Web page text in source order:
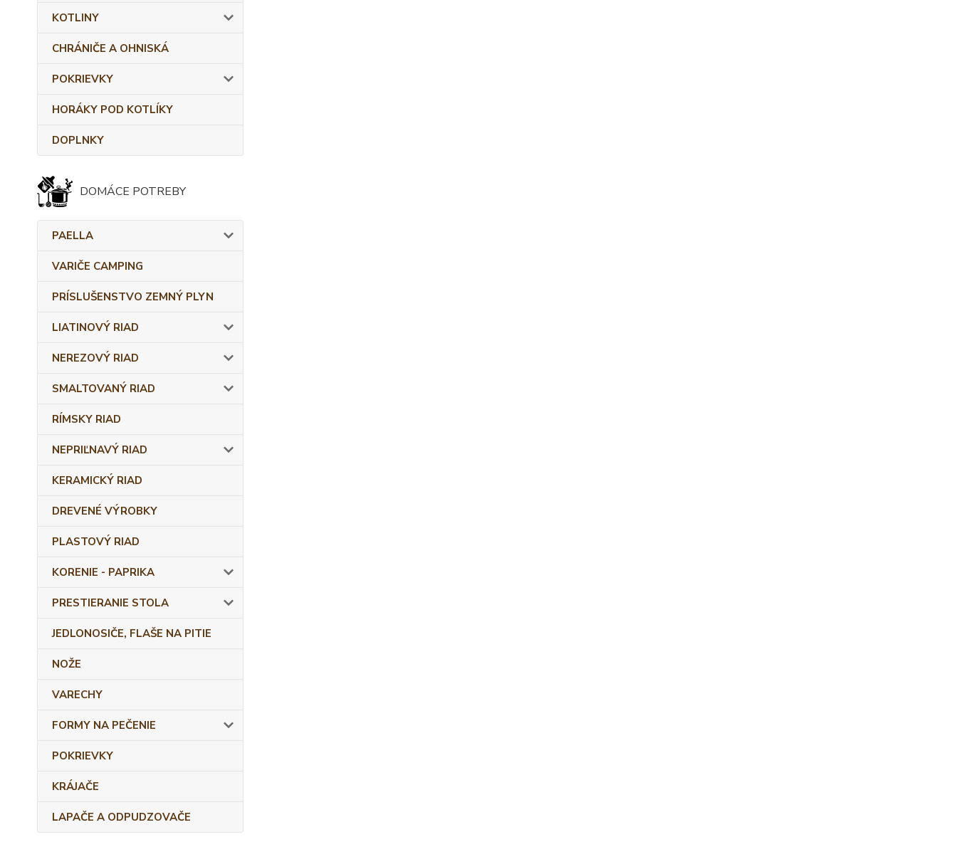
KOTLINY
CHRÁNIČE A OHNISKÁ
POKRIEVKY
HORÁKY POD KOTLÍKY
DOPLNKY
DOMÁCE POTREBY
PAELLA
VARIČE CAMPING
PRÍSLUŠENSTVO ZEMNÝ PLYN
LIATINOVÝ RIAD
NEREZOVÝ RIAD
SMALTOVANÝ RIAD
RÍMSKY RIAD
NEPRIĽNAVÝ RIAD
KERAMICKÝ RIAD
DREVENÉ VÝROBKY
PLASTOVÝ RIAD
KORENIE - PAPRIKA
PRESTIERANIE STOLA
JEDLONOSIČE, FLAŠE NA PITIE
NOŽE
VARECHY
FORMY NA PEČENIE
POKRIEVKY
KRÁJAČE
LAPAČE A ODPUDZOVAČE